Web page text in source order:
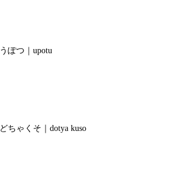
うぽつ｜upotu
どちゃくそ｜dotya kuso